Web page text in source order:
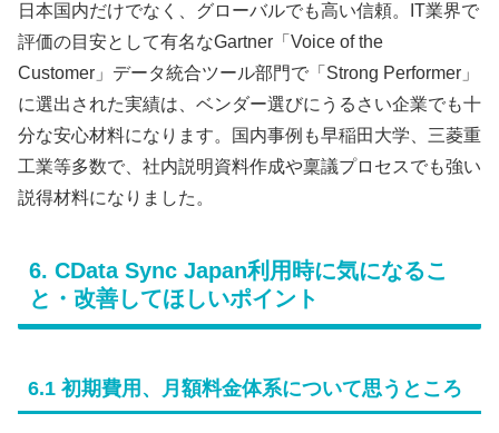
日本国内だけでなく、グローバルでも高い信頼。IT業界で
評価の目安として有名なGartner「Voice of the
Customer」データ統合ツール部門で「Strong Performer」
に選出された実績は、ベンダー選びにうるさい企業でも十
分な安心材料になります。国内事例も早稲田大学、三菱重
工業等多数で、社内説明資料作成や稟議プロセスでも強い
説得材料になりました。
6. CData Sync Japan利用時に気になるこ
と・改善してほしいポイント
6.1 初期費用、月額料金体系について思うところ